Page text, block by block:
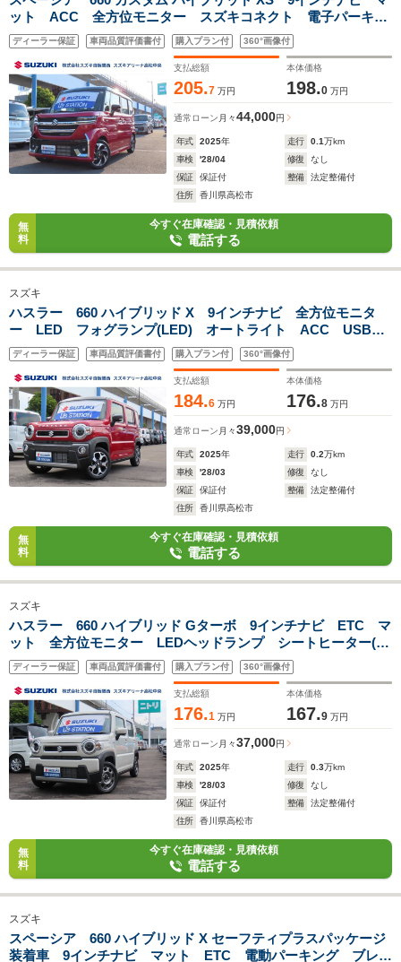
ット ACC 全方位モニター スズキコネクト 電子パーキン
グ 後席オットマン 両側電動スライドドア サーキュレータ
ー ロールサンシェード USB充電ソケット ハンドルヒータ
ー
ディーラー保証 車両品質評価書付 購入プラン付 360°画像付
支払総額
205.7 万円
本体価格
198.0 万円
通常ローン 月々44,000円
年式 2025年 走行 0.1万km
車検
'28/04 修復
なし
保証
保証付 整備
法定整備付
住所
香川県高松市
無
料
今すぐ在庫確認・見積依頼
電話する
スズキ
ハスラー 660 ハイブリッド X 9インチナビ 全方位モニタ
ー LED フォグランプ(LED) オートライト ACC USB充
電ソケット アクセサリーソケット シートヒーター(運転席・
助手席) スズキコネクト アイドリングストップ
ディーラー保証 車両品質評価書付 購入プラン付 360°画像付
支払総額
184.6 万円
本体価格
176.8 万円
通常ローン 月々39,000円
年式 2025年 走行 0.2万km
車検
'28/03 修復
なし
保証
保証付 整備
法定整備付
住所
香川県高松市
無
料
今すぐ在庫確認・見積依頼
電話する
スズキ
ハスラー 660 ハイブリッド Gターボ 9インチナビ ETC マ
ット 全方位モニター LEDヘッドランプ シートヒーター(運
転席・助手席) USB接続ソケット アクセサリーソケット
Bluetooth プッシュスタート式エンジン
ディーラー保証 車両品質評価書付 購入プラン付 360°画像付
支払総額
176.1 万円
本体価格
167.9 万円
通常ローン 月々37,000円
年式 2025年 走行 0.3万km
車検
'28/03 修復
なし
保証
保証付 整備
法定整備付
住所
香川県高松市
無
料
今すぐ在庫確認・見積依頼
電話する
スズキ
スペーシア 660 ハイブリッド X セーフティプラスパッケージ
装着車 9インチナビ マット ETC 電動パーキング ブレー